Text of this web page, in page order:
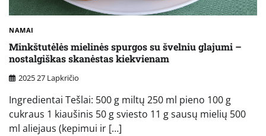
NAMAI
Minkštutėlės mielinės spurgos su švelniu glajumi –
nostalgiškas skanėstas kiekvienam
2025 27 Lapkričio
Ingredientai Tešlai: 500 g miltų 250 ml pieno 100 g
cukraus 1 kiaušinis 50 g sviesto 11 g sausų mielių 500
ml aliejaus (kepimui ir […]